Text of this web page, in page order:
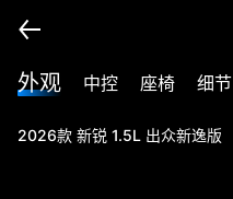
外观 中控 座椅 细节
2026款 新锐 1.5L 出众新逸版